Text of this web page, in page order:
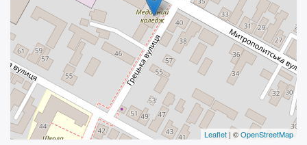
Leaflet | ©OpenStreetMap